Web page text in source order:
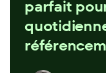
parfait